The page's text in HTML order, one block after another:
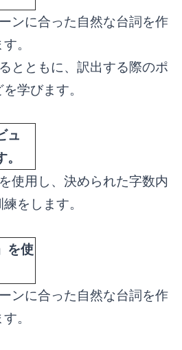
ンに合った自然な台詞を作
。
とともに、訳出する際のポ
学びます。
ュ
使用し、決められた字数内
をします。
を使
ンに合った自然な台詞を作
。